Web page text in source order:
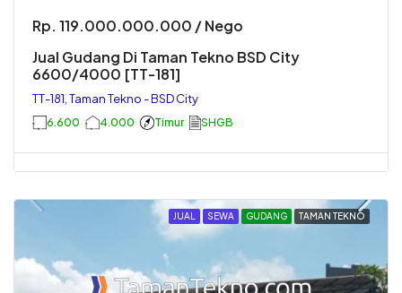
Rp. 119.000.000.000 / Nego
Jual Gudang Di Taman Tekno BSD City
6600/4000 [TT-181]
TT-181, Taman Tekno - BSD City
6.600 4.000 Timur SHGB
JUAL SEWA GUDANG TAMAN TEKNO